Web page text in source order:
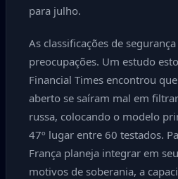
para julho.
As classificações de
preocupações. Um estudo
Financial Times encontrou
aberto se saíram mal em
russa, colocando o modelo
47º lugar entre 60 testados.
França planeja integrar em
motivos de soberania, a